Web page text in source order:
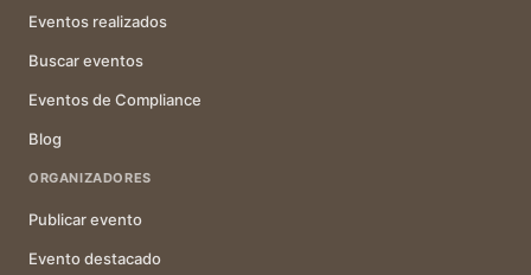
Eventos realizados
Buscar eventos
Eventos de Compliance
Blog
ORGANIZADORES
Publicar evento
Evento destacado